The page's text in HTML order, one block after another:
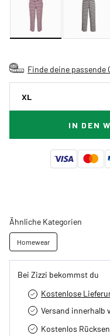
Finde deine passende
XL
IN DEN
Ähnliche Kategorien
Homewear
Bei Zizzi bekommst du
Kostenlose
Versand innerhalb
Kostenlos